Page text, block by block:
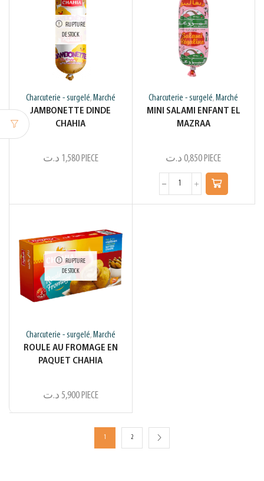
RUPTURE
DE STOCK
Charcuterie - surgelé, Marché
JAMBONETTE DINDE
CHAHIA
1,580 د.ت PIECE
Charcuterie - surgelé, Marché
MINI SALAMI ENFANT EL
MAZRAA
0,850 د.ت PIECE
RUPTURE
DE STOCK
Charcuterie - surgelé, Marché
ROULE AU FROMAGE EN
PAQUET CHAHIA
5,900 د.ت PIECE
1 2